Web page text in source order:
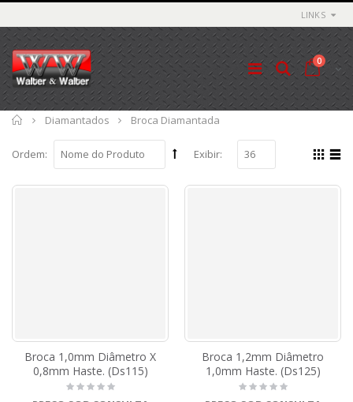
LINKS
0
Início
Diamantados Broca Diamantada
Ordem: Exibir:
Broca 1,0mm Diâmetro X
0,8mm Haste. (Ds115)
Broca 1,2mm Diâmetro
1,0mm Haste. (Ds125)